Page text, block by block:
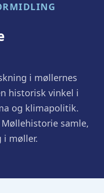
i møllernes
historisk vinkel i
og klimapolitik.
samle,
i møller.